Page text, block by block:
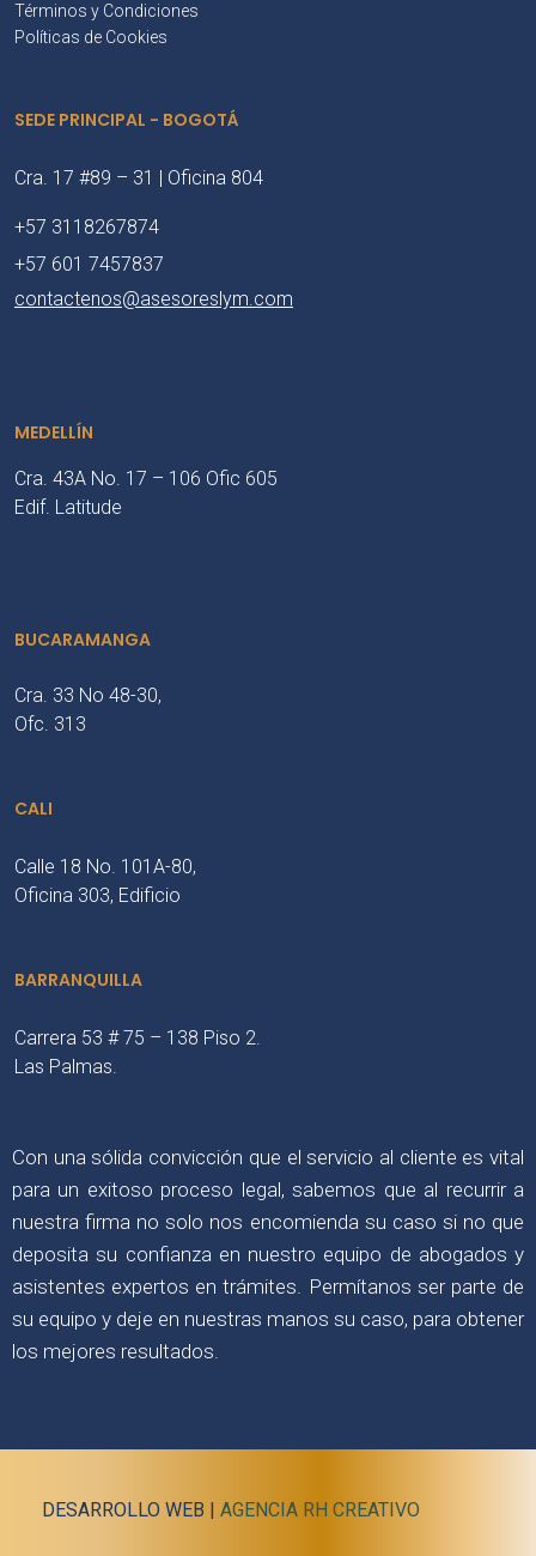
Términos y Condiciones
Políticas de Cookies
SEDE PRINCIPAL - BOGOTÁ
Cra. 17 #89 – 31 | Oficina 804
+57 3118267874
+57 601 7457837
contactenos@asesoreslym.com
MEDELLÍN
Cra. 43A No. 17 – 106 Ofic 605
Edif. Latitude
BUCARAMANGA
Cra. 33 No 48-30,
Ofc. 313
CALI
Calle 18 No. 101A-80,
Oficina 303, Edificio
BARRANQUILLA
Carrera 53 # 75 – 138 Piso 2.
Las Palmas.
Con una sólida convicción que el servicio al cliente es vital
para un exitoso proceso legal, sabemos que al recurrir a
nuestra firma no solo nos encomienda su caso si no que
deposita su confianza en nuestro equipo de abogados y
asistentes expertos en trámites. Permítanos ser parte de
su equipo y deje en nuestras manos su caso, para obtener
los mejores resultados.
DESARROLLO WEB | AGENCIA RH CREATIVO